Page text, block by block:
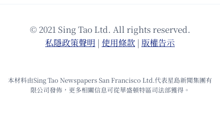
© 2021 Sing Tao Ltd. All rights reserved.
私隱政策聲明 | 使⽤條款 | 版權告⽰
本材料由Sing Tao Newspapers San Francisco Ltd.代表星島新聞集團有
限公司發佈，更多相關信息可從華盛頓特區司法部獲得。